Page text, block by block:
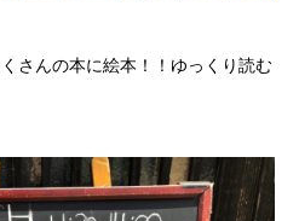
さんの本に絵本！！ゆっくり読む